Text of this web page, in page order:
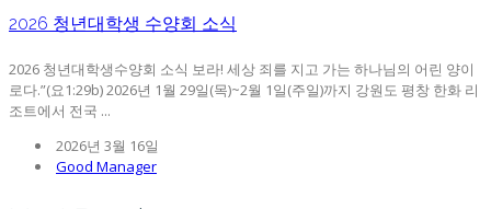
2026 청년대학생 수양회 소식
2026 청년대학생수양회 소식 보라! 세상 죄를 지고 가는 하나님의 어린 양이
로다.”(요1:29b) 2026년 1월 29일(목)~2월 1일(주일)까지 강원도 평창 한화 리
조트에서 전국 ...
2026년 3월 16일
Good Manager